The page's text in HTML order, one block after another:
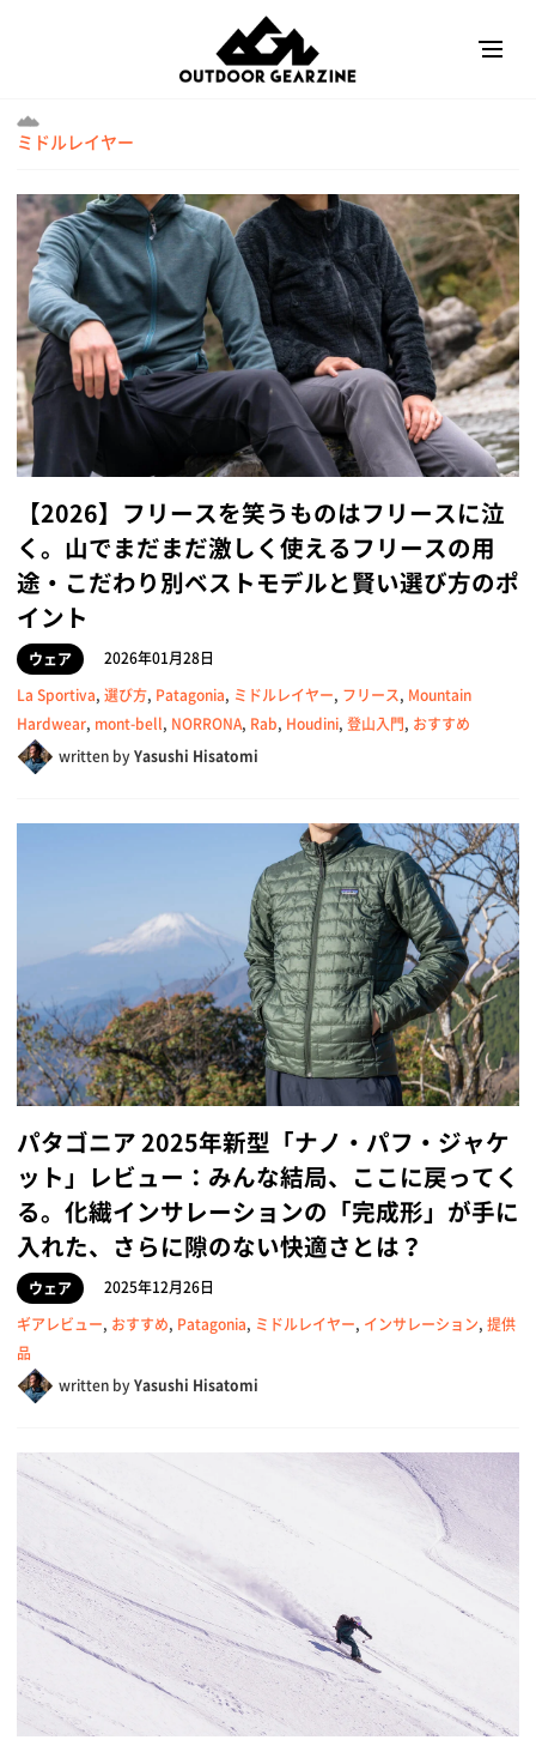
ミドルレイヤー
【2026】フリースを笑うものはフリースに泣
く。山でまだまだ激しく使えるフリースの用
途・こだわり別ベストモデルと賢い選び方のポ
イント
ウェア
2026年01月28日
La Sportiva, 選び方, Patagonia, ミドルレイヤー, フリース, Mountain
Hardwear, mont-bell, NORRONA, Rab, Houdini, 登山入門, おすすめ
written byYasushi Hisatomi
パタゴニア 2025年新型「ナノ・パフ・ジャケ
ット」レビュー：みんな結局、ここに戻ってく
る。化繊インサレーションの「完成形」が手に
入れた、さらに隙のない快適さとは？
ウェア
2025年12月26日
ギアレビュー, おすすめ, Patagonia, ミドルレイヤー, インサレーション, 提供
品
written byYasushi Hisatomi